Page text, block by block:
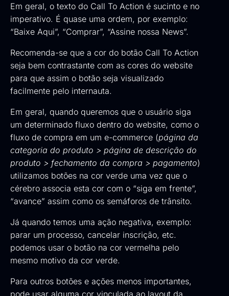
Em geral, o texto do Call To Action é sucinto e no
imperativo. É quase uma ordem, por exemplo:
“Baixe Aqui”, “Comprar”, “Assine nossa News”.
Recomenda-se que a cor do botão Call To Action
seja bem contrastante com as cores do website
para que assim o botão seja visualizado
facilmente pelo internauta.
Em geral, quando queremos que o usuário siga
um determinado fluxo dentro do website, como o
fluxo de compra em um e-commerce (página da
categoria do produto > página de descrição do
produto > fechamento da compra > pagamento)
utilizamos botões na cor verde uma vez que o
cérebro associa esta cor com o “siga em frente”,
“avance” assim como os semáforos de trânsito.
Já quando temos uma ação negativa, exemplo:
parar um processo, cancelar inscrição, etc.
podemos usar o botão na cor vermelha pelo
mesmo motivo da cor verde.
Para outros botões e ações menos importantes,
pode usar alguma cor vinculada ao layout da